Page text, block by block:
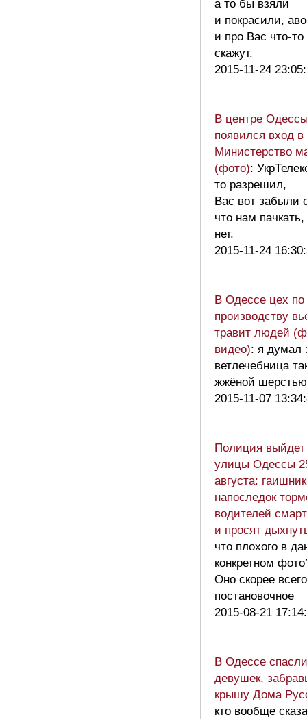
а то бы взяли
и покрасили,
и про Вас что-
скажут.
2015-11-24
В центре
появился вход в
Министерство
(фото):
то разрешил,
Вас вот забыли
что нам
нет.
2015-11-24
В Одессе цех по
производству
травит людей
видео): я думал
ветлечебница
жжёной
2015-11-07
Полиция выйдет
улицы Одессы
августа:
напоследок
водителей
и просят
что плохого в
конкретном
Оно скорее
постановочное
2015-08-21
В Одессе
девушек,
крышу Дома
кто вообще